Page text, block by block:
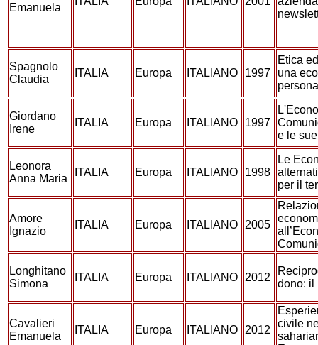
Emanuela
Spagnolo
Claudia
ITALIA Europa ITALIANO 1997
Etica
una
persona
Giordano
Irene
ITALIA Europa ITALIANO 1997
e le
Leonora
Anna Maria
ITALIA Europa ITALIANO 1998
Le
per il
Amore
Ignazio
ITALIA Europa ITALIANO 2005
Longhitano
Simona
ITALIA Europa ITALIANO 2012
dono: il
Cavalieri
Emanuela
ITALIA Europa ITALIANO 2012
civile